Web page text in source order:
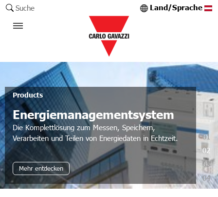
Suche Land/Sprache
Products
Energiemanagementsystem
Die Komplettlösung zum Messen, Speichern,
Verarbeiten und Teilen von Energiedaten in Echtzeit.
Mehr entdecken
01
02
03
04